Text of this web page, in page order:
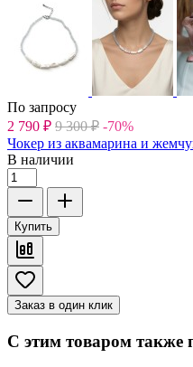
По запросу
2 790 ₽ 9 300 ₽ -70%
Чокер из аквамарина и
В наличии
Купить
Заказ в один клик
С этим товаром также